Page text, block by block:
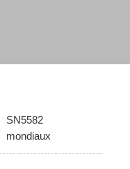
SN5582
mondiaux